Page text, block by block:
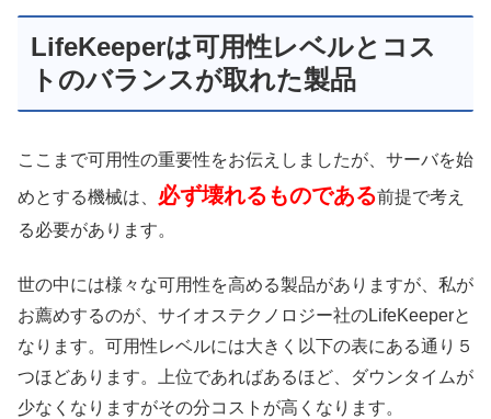
LifeKeeperは可用性レベルとコス
トのバランスが取れた製品
ここまで可用性の重要性をお伝えしましたが、サーバを始
めとする機械は、 必ず壊れるものである前提で考え
る必要があります。
世の中には様々な可用性を高める製品がありますが、私が
お薦めするのが、サイオステクノロジー社のLifeKeeperと
なります。可用性レベルには大きく以下の表にある通り５
つほどあります。上位であればあるほど、ダウンタイムが
少なくなりますがその分コストが高くなります。